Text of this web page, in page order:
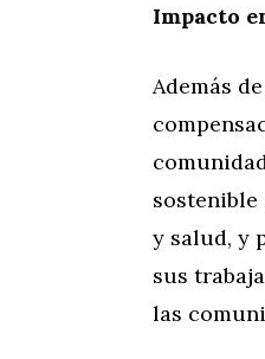
Impacto
Además
y salud, y
sus
las